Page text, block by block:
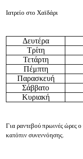
Ιατρείο στο Χαϊδάρι
Δευτέρα
Τρίτη
Τετάρτη
Πέμπτη
Παρασκευή
Σάββατο
Κυριακή
Για ραντεβού πρωινές ώρες
κατόπιν συνεννόησης.